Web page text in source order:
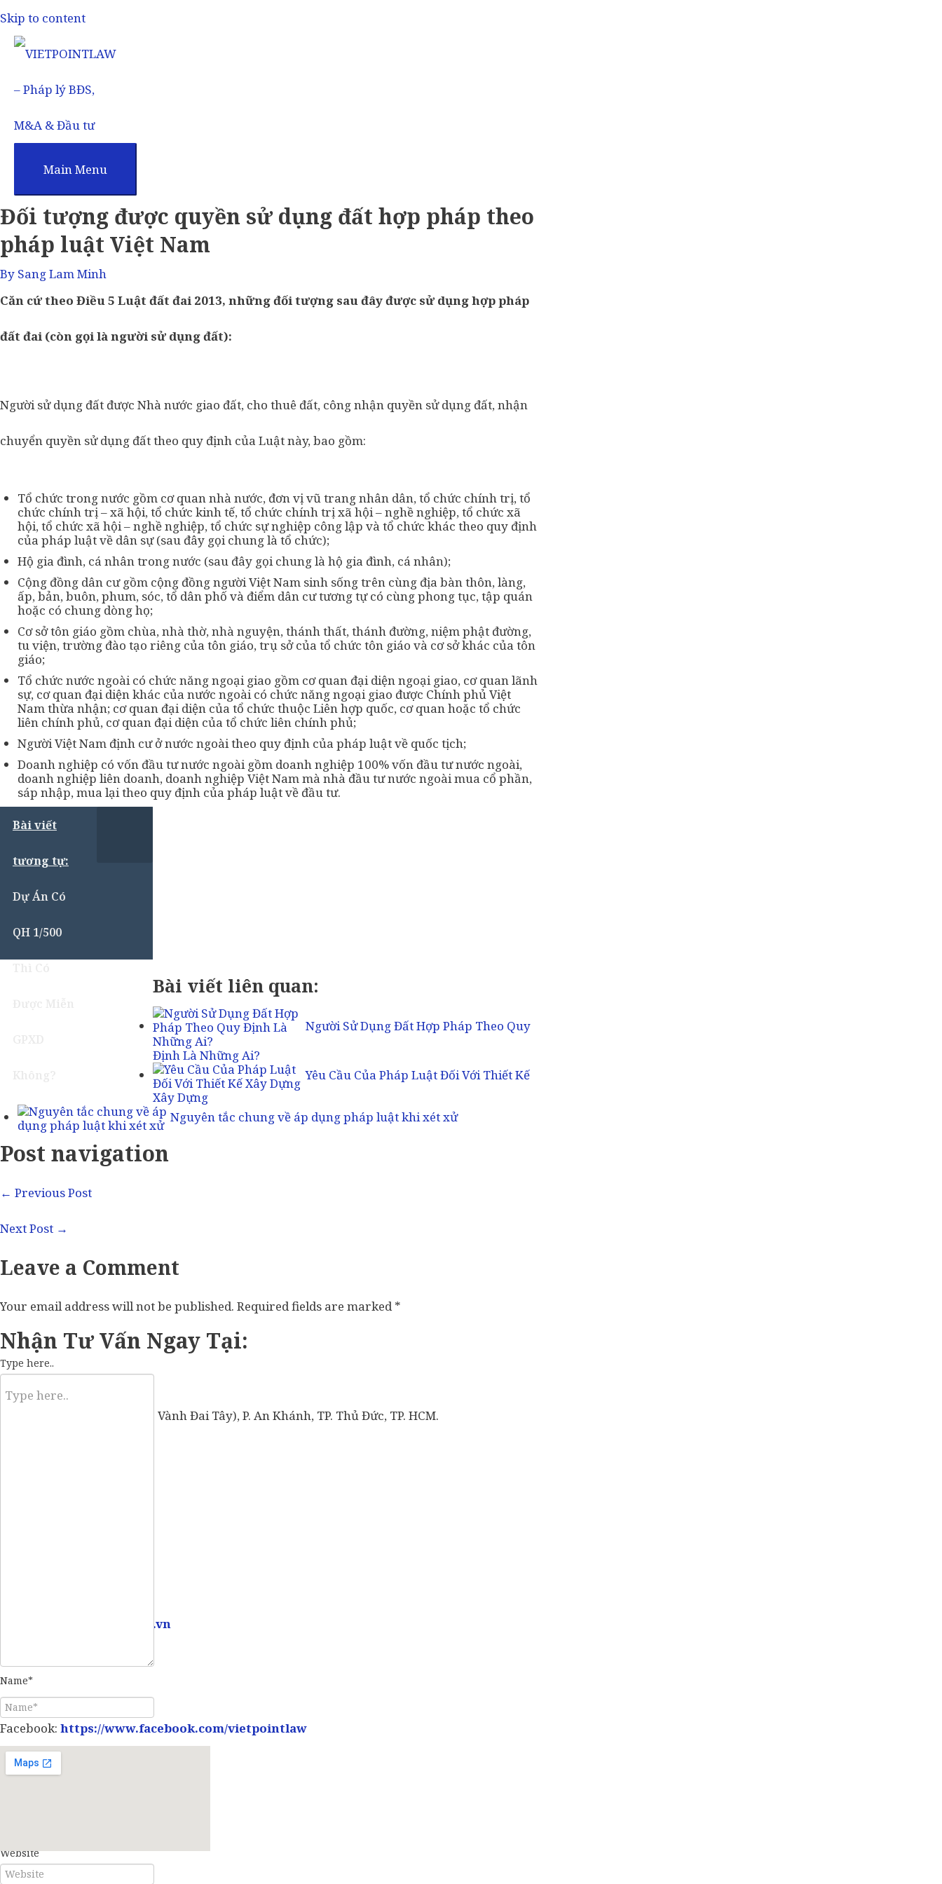
Skip to content
Main Menu
Đối tượng được quyền sử dụng đất hợp pháp theo
pháp luật Việt Nam
By Sang Lam Minh
Căn cứ theo Điều 5 Luật đất đai 2013, những đối tượng sau đây được sử dụng hợp pháp
đất đai (còn gọi là người sử dụng đất):
Người sử dụng đất được Nhà nước giao đất, cho thuê đất, công nhận quyền sử dụng đất, nhận
chuyển quyền sử dụng đất theo quy định của Luật này, bao gồm:
Tổ chức trong nước gồm cơ quan nhà nước, đơn vị vũ trang nhân dân, tổ chức chính trị, tổ
chức chính trị – xã hội, tổ chức kinh tế, tổ chức chính trị xã hội – nghề nghiệp, tổ chức xã
hội, tổ chức xã hội – nghề nghiệp, tổ chức sự nghiệp công lập và tổ chức khác theo quy định
của pháp luật về dân sự (sau đây gọi chung là tổ chức);
Hộ gia đình, cá nhân trong nước (sau đây gọi chung là hộ gia đình, cá nhân);
Cộng đồng dân cư gồm cộng đồng người Việt Nam sinh sống trên cùng địa bàn thôn, làng,
ấp, bản, buôn, phum, sóc, tổ dân phố và điểm dân cư tương tự có cùng phong tục, tập quán
hoặc có chung dòng họ;
Cơ sở tôn giáo gồm chùa, nhà thờ, nhà nguyện, thánh thất, thánh đường, niệm phật đường,
tu viện, trường đào tạo riêng của tôn giáo, trụ sở của tổ chức tôn giáo và cơ sở khác của tôn
giáo;
Tổ chức nước ngoài có chức năng ngoại giao gồm cơ quan đại diện ngoại giao, cơ quan lãnh
sự, cơ quan đại diện khác của nước ngoài có chức năng ngoại giao được Chính phủ Việt
Nam thừa nhận; cơ quan đại diện của tổ chức thuộc Liên hợp quốc, cơ quan hoặc tổ chức
liên chính phủ, cơ quan đại diện của tổ chức liên chính phủ;
Người Việt Nam định cư ở nước ngoài theo quy định của pháp luật về quốc tịch;
Doanh nghiệp có vốn đầu tư nước ngoài gồm doanh nghiệp 100% vốn đầu tư nước ngoài,
doanh nghiệp liên doanh, doanh nghiệp Việt Nam mà nhà đầu tư nước ngoài mua cổ phần,
sáp nhập, mua lại theo quy định của pháp luật về đầu tư.
Bài viết
tương tự:
Dự Án Có
QH 1/500
Bài viết liên quan:
Người Sử Dụng Đất Hợp Pháp Theo Quy
Định Là Những Ai?
Yêu Cầu Của Pháp Luật Đối Với Thiết Kế
Xây Dựng
Nguyên tắc chung về áp dụng pháp luật khi xét xử
Post navigation
← Previous Post
Next Post →
Leave a Comment
Your email address will not be published. Required fields are marked *
Type here..
Name*
E-mail*
Website
Nhận Tư Vấn Ngay Tại:
57 Vành Đai Tây (số cũ: 936 Vành Đai Tây), P. An Khánh, TP. Thủ Đức, TP. HCM.
info@vietpointlaw.vn
Facebook: https://www.facebook.com/vietpointlaw